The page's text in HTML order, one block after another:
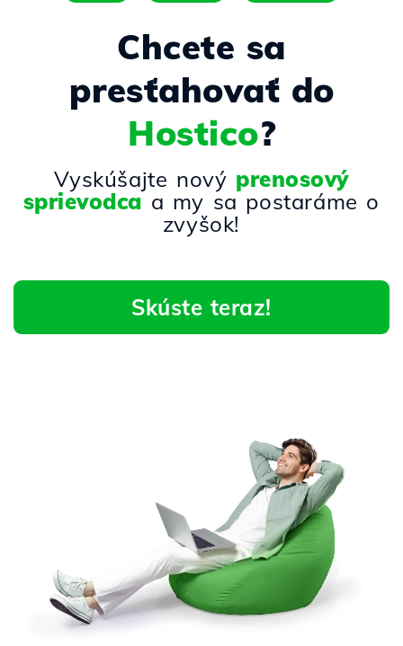
Chcete sa
presťahovať do
Hostico?
Vyskúšajte nový prenosový
sprievodca a my sa postaráme o
zvyšok!
Skúste teraz!